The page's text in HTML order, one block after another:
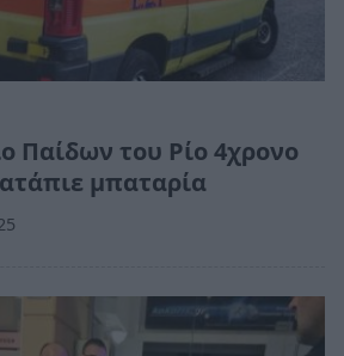
Παίδων του Ρίο 4χρονο
μπαταρία